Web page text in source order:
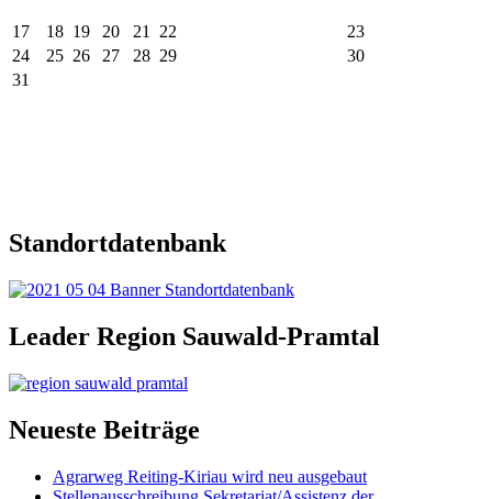
17 18 19 20 21 22
23
24
25 26 27 28 29
30
31
Standortdatenbank
Leader Region Sauwald-Pramtal
Neueste Beiträge
Agrarweg Reiting-Kiriau wird neu ausgebaut